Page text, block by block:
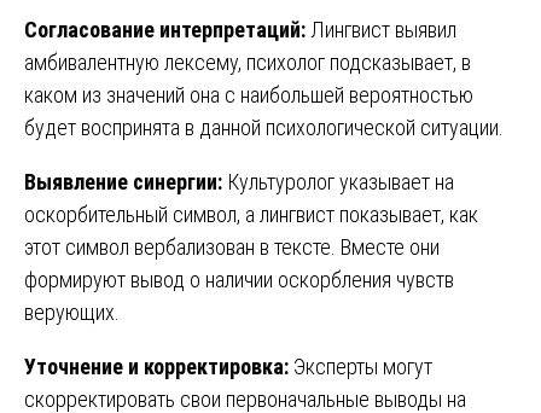
Согласование интерпретаций: Лингвист выявил
амбивалентную лексему, психолог подсказывает, в
каком из значений она с наибольшей вероятностью
будет воспринята в данной психологической ситуации.
Выявление синергии: Культуролог указывает на
оскорбительный символ, а лингвист показывает, как
этот символ вербализован в тексте. Вместе они
формируют вывод о наличии оскорбления чувств
верующих.
Уточнение и корректировка: Эксперты могут
скорректировать свои первоначальные выводы на